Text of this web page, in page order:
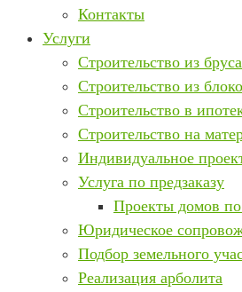
Контакты
Услуги
Строительство из бруса
Строительство из
Строительство в
Строительство на
Индивидуальное
Услуга по предзаказу
Проекты домов по
Юридическое
Подбор земельного
Реализация арболита